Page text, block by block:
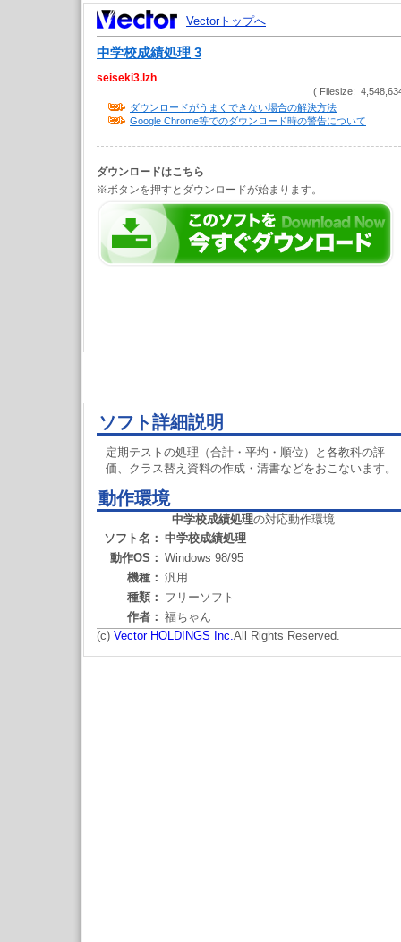
Vectorトップへ
中学校成績処理 3
seiseki3.lzh
( Filesize:
ダウンロードがうまくできない場合の解決方法
Google Chrome等でのダウンロード時の警告について
ダウンロードはこちら
※ボタンを押すとダウンロードが始まります。
ソフト詳細説明
定期テストの処理（合計・平均・順位）と各教科の評
価、クラス替え資料の作成・清書などをおこないます。
動作環境
中学校成績処理の対応動作環境
ソフト名： 中学校成績処理
動作OS： Windows 98/95
機種： 汎用
種類： フリーソフト
作者： 福ちゃん
(c) Vector HOLDINGS Inc.All Rights Reserved.